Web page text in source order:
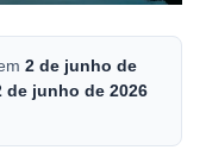
2 de junho de
de junho de 2026